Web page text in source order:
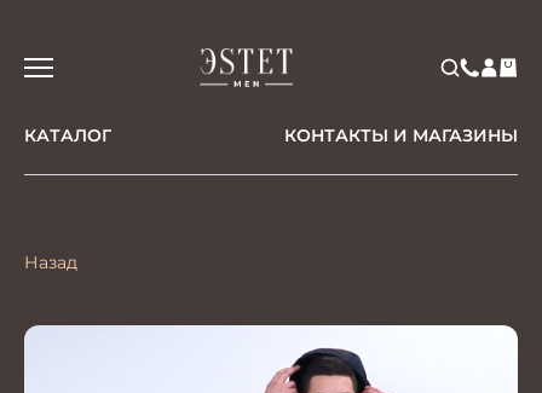
КАТАЛОГ КОНТАКТЫ И МАГАЗИНЫ
Назад